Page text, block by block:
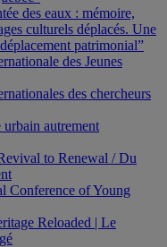
des eaux : mémoire,
culturels déplacés. Une
patrimonial”
des Jeunes
des chercheurs
autrement
to Renewal / Du
Conference of Young
Reloaded | Le